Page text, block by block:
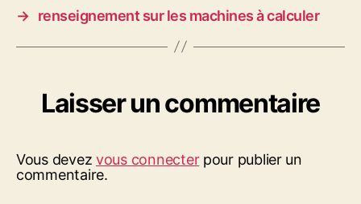
→ renseignement sur les machines à calculer
Laisser un commentaire
Vous devezvous connecterpour publier un
commentaire.